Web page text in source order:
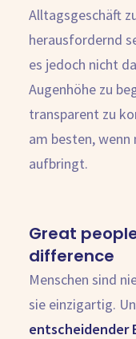
Alltagsgeschäft
herausfordernd
es jedoch nicht
Augenhöhe zu
transparent zu
am besten,
aufbringt.
Great
difference
Menschen sind
sie einzigartig.
entscheidender